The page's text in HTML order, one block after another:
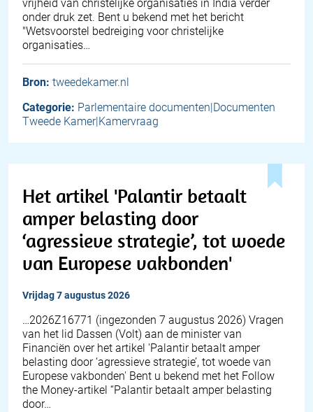
vrijheid van christelijke organisaties in India verder
onder druk zet. Bent u bekend met het bericht
"Wetsvoorstel bedreiging voor christelijke
organisaties…
Bron: tweedekamer.nl
Categorie: Parlementaire documenten|Documenten
Tweede Kamer|Kamervraag
Het artikel 'Palantir betaalt
amper belasting door
‘agressieve strategie’, tot woede
van Europese vakbonden'
vrijdag 7 augustus 2026
… 2026Z16771 (ingezonden 7 augustus 2026) Vragen
van het lid Dassen (Volt) aan de minister van
Financiën over het artikel 'Palantir betaalt amper
belasting door ‘agressieve strategie’, tot woede van
Europese vakbonden' Bent u bekend met het Follow
the Money-artikel “Palantir betaalt amper belasting
door…